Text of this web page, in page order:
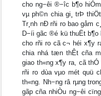
cho ng−êi ®−îc b¶o
vµ ph©n chia gi¸ trÞ
Tr¸nh nÐ rñi ro bao gåm
D−íi gãc ®é kü thuËt b¶o
cho rñi ro cã c¬ héi x¶y
chia nhá tæn thÊt cña
giao th«ng x¶y ra, cã thÓ
rñi ro dùa vµo mét quü
th«ng. Nh−ng râ rµng
gãp cña nhiÒu ng−êi